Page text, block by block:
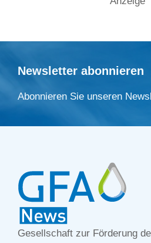
Newsletter abonnieren
Abonnieren Sie unseren
Gesellschaft zur Förderung